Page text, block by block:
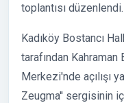
toplantısı düzenlendi.
Kadıköy Bostancı
tarafından
Merkezi'nde açılışı
Zeugma'' sergisinin